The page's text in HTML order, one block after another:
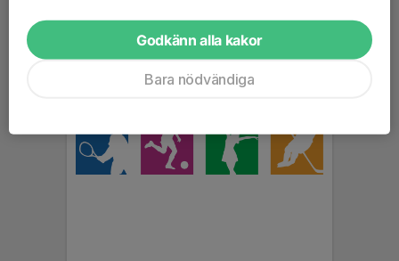
Godkänn alla kakor
Bara nödvändiga